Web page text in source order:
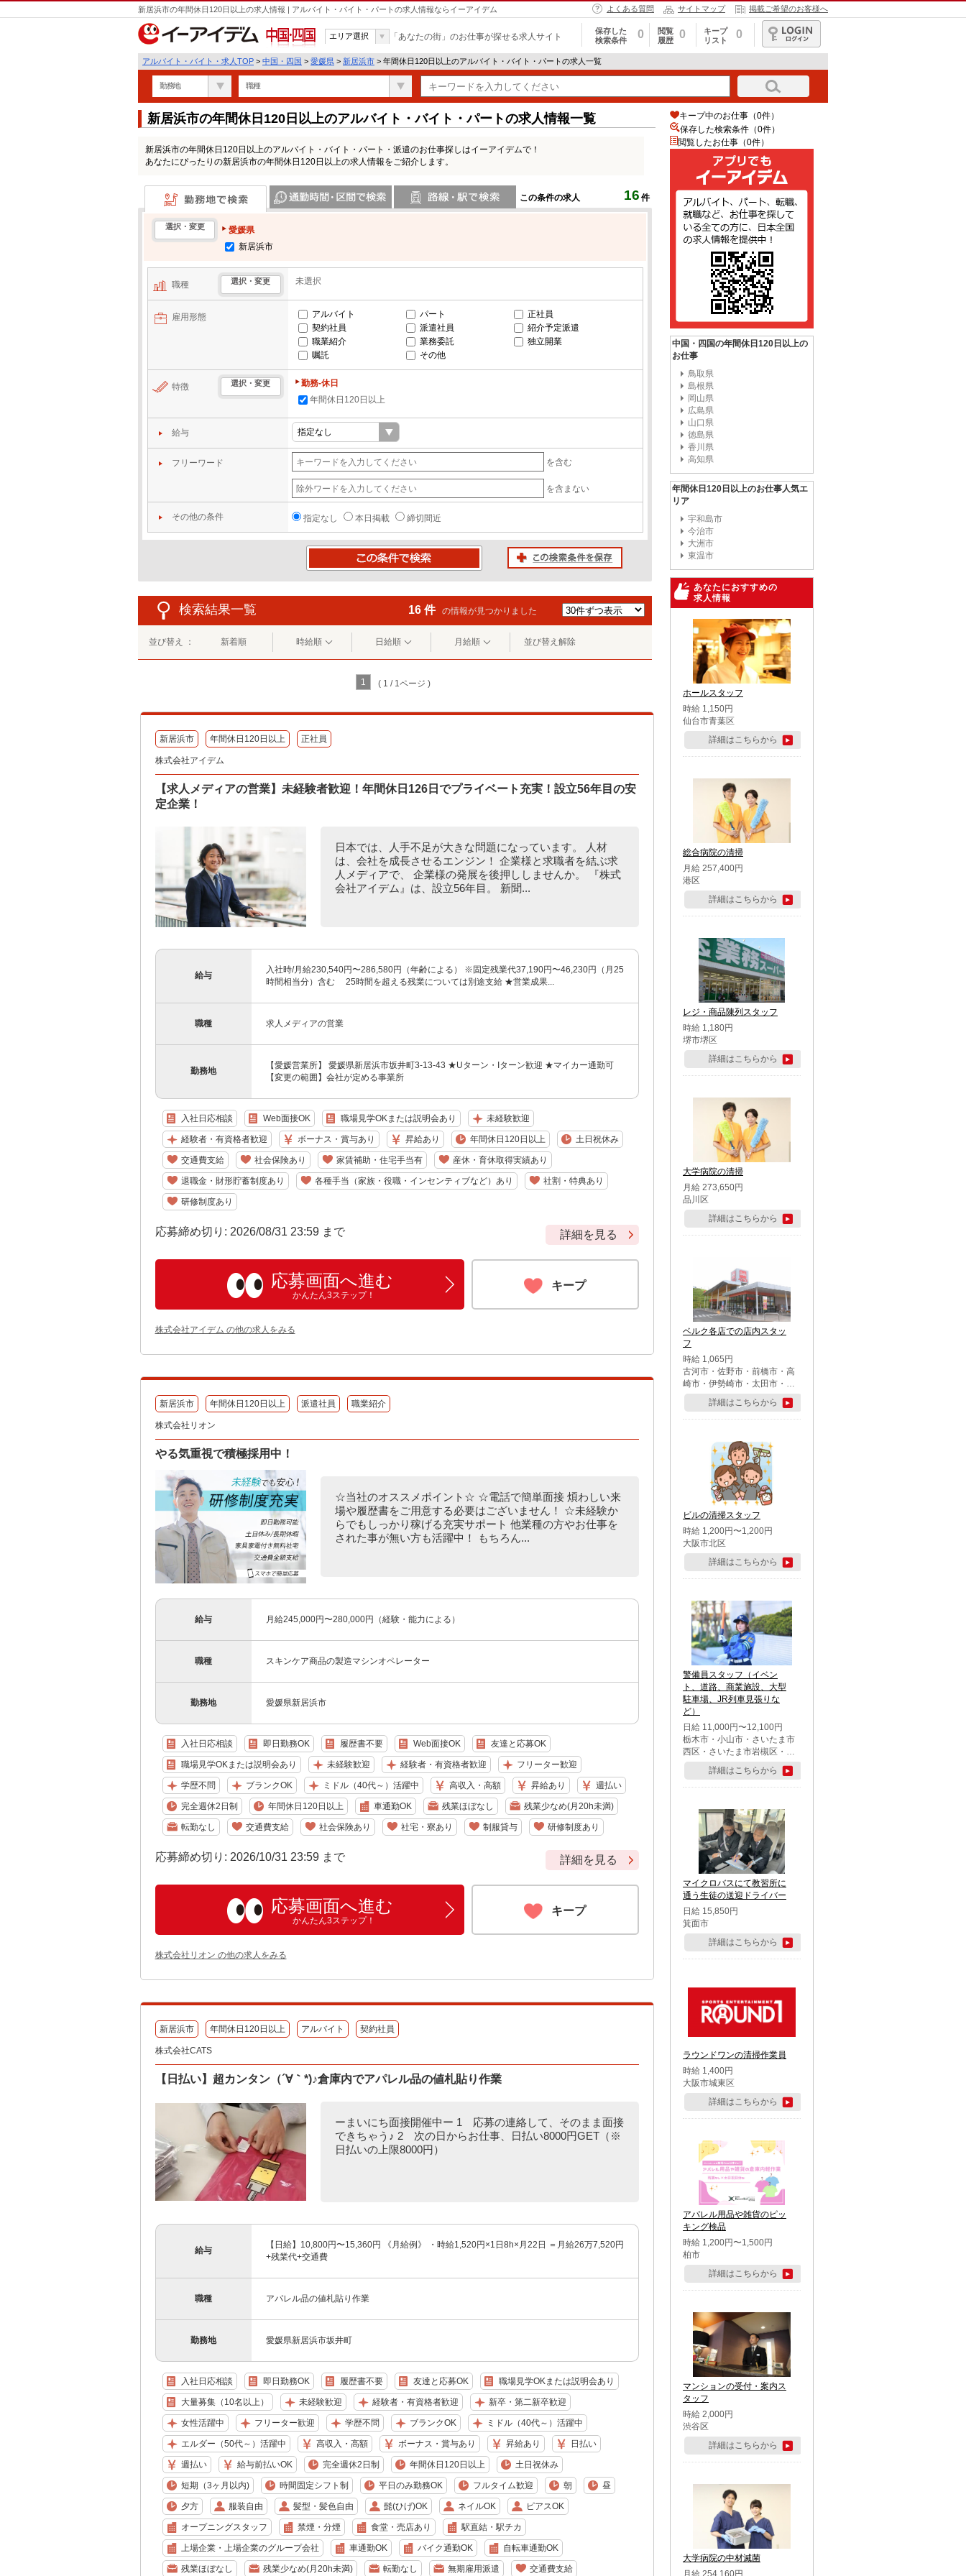
新居浜市の年間休日120日以上の求人情報 | アルバイト・バイト・パートの求人情報ならイーアイデム よくある質問 サイトマップ 掲載ご希望のお客様へ
中国・四国
エリア選択 「あなたの街」のお仕事が探せる求人サイト
保存した
検索条件
0
閲覧
履歴
0
キープ
リスト
0
ログイン
アルバイト・バイト・求人TOP > 中国・四国 > 愛媛県 > 新居浜市 > 年間休日120日以上のアルバイト・バイト・パートの求人一覧
勤務地 職種
新居浜市の年間休日120日以上のアルバイト・バイト・パートの求人情報一覧
新居浜市の年間休日120日以上のアルバイト・バイト・パート・派遣のお仕事探しはイーアイデムで！
あなたにぴったりの新居浜市の年間休日120日以上の求人情報をご紹介します。
この条件の求人 16 件
勤務地で検索
選択・変更
愛媛県
新居浜市
職種 選択・変更 未選択
雇用形態 アルバイト パート
正社員
契約社員
派遣社員
紹介予定派遣
職業紹介
業務委託
独立開業
嘱託
その他
特徴 選択・変更
勤務-休日
年間休日120日以上
給与
フリーワード を含む
を含まない
その他の条件 指定なし 本日掲載 締切間近
検索結果一覧 16 件 の情報が見つかりました
並び替え ： 新着順 時給順 日給順 月給順 並び替え解除
1 ( 1 / 1ページ )
新居浜市 年間休日120日以上 正社員
株式会社アイデム
【求人メディアの営業】未経験者歓迎！年間休日126日でプライベート充実！設立56年目の安
定企業！
日本では、人手不足が大きな問題になっています。 人材
は、会社を成長させるエンジン！ 企業様と求職者を結ぶ求
人メディアで、 企業様の発展を後押ししませんか。 『株式
会社アイデム』は、設立56年目。 新聞...
給与
入社時/月給230,540円〜286,580円（年齢による） ※固定残業代37,190円〜46,230円（月25
時間相当分）含む 25時間を超える残業については別途支給 ★営業成果...
職種 求人メディアの営業
勤務地
【愛媛営業所】 愛媛県新居浜市坂井町3-13-43 ★Uターン・Iターン歓迎 ★マイカー通勤可
【変更の範囲】会社が定める事業所
入社日応相談 Web面接OK 職場見学OKまたは説明会あり 未経験歓迎
経験者・有資格者歓迎 ボーナス・賞与あり 昇給あり 年間休日120日以上 土日祝休み
交通費支給 社会保険あり 家賃補助・住宅手当有 産休・育休取得実績あり
退職金・財形貯蓄制度あり 各種手当（家族・役職・インセンティブなど）あり 社割・特典あり
研修制度あり
応募締め切り: 2026/08/31 23:59 まで 詳細を見る
応募画面へ進む
かんたん3ステップ！
キープ
株式会社アイデム の他の求人をみる
新居浜市 年間休日120日以上 派遣社員 職業紹介
株式会社リオン
やる気重視で積極採用中！
☆当社のオススメポイント☆ ☆電話で簡単面接 煩わしい来
場や履歴書をご用意する必要はございません！ ☆未経験か
らでもしっかり稼げる充実サポート 他業種の方やお仕事を
された事が無い方も活躍中！ もちろん...
給与 月給245,000円〜280,000円（経験・能力による）
職種 スキンケア商品の製造マシンオペレーター
勤務地 愛媛県新居浜市
入社日応相談 即日勤務OK 履歴書不要 Web面接OK 友達と応募OK
職場見学OKまたは説明会あり 未経験歓迎 経験者・有資格者歓迎 フリーター歓迎
学歴不問 ブランクOK ミドル（40代～）活躍中 高収入・高額 昇給あり 週払い
完全週休2日制 年間休日120日以上 車通勤OK 残業ほぼなし 残業少なめ(月20h未満)
転勤なし 交通費支給 社会保険あり 社宅・寮あり 制服貸与 研修制度あり
応募締め切り: 2026/10/31 23:59 まで 詳細を見る
応募画面へ進む
かんたん3ステップ！
キープ
株式会社リオン の他の求人をみる
新居浜市 年間休日120日以上 アルバイト 契約社員
株式会社CATS
【日払い】超カンタン（´∀｀*)♪倉庫内でアパレル品の値札貼り作業
ーまいにち面接開催中ー 1 応募の連絡して、そのまま面接
できちゃう♪ 2 次の日からお仕事、日払い8000円GET（※
日払いの上限8000円）
給与
【日給】10,800円〜15,360円 《月給例》 ・時給1,520円×1日8h×月22日 ＝月給26万7,520円
+残業代+交通費
職種 アパレル品の値札貼り作業
勤務地 愛媛県新居浜市坂井町
入社日応相談 即日勤務OK 履歴書不要 友達と応募OK 職場見学OKまたは説明会あり
大量募集（10名以上） 未経験歓迎 経験者・有資格者歓迎 新卒・第二新卒歓迎
女性活躍中 フリーター歓迎 学歴不問 ブランクOK ミドル（40代～）活躍中
エルダー（50代～）活躍中 高収入・高額 ボーナス・賞与あり 昇給あり 日払い
週払い 給与前払いOK 完全週休2日制 年間休日120日以上 土日祝休み
短期（3ヶ月以内) 時間固定シフト制 平日のみ勤務OK フルタイム歓迎 朝 昼
夕方 服装自由 髪型・髪色自由 髭(ひげ)OK ネイルOK ピアスOK
オープニングスタッフ 禁煙・分煙 食堂・売店あり 駅直結・駅チカ
上場企業・上場企業のグループ会社 車通勤OK バイク通勤OK 自転車通勤OK
残業ほぼなし 残業少なめ(月20h未満) 転勤なし 無期雇用派遣 交通費支給
キープ中のお仕事（0件）
保存した検索条件（0件）
閲覧したお仕事（0件）
中国・四国の年間休日120日以上の
お仕事
鳥取県
島根県
岡山県
広島県
山口県
徳島県
香川県
高知県
年間休日120日以上のお仕事人気エ
リア
宇和島市
今治市
大洲市
東温市
あなたにおすすめの
求人情報
ホールスタッフ
時給 1,150円
仙台市青葉区
詳細はこちらから
総合病院の清掃
月給 257,400円
港区
詳細はこちらから
レジ・商品陳列スタッフ
時給 1,180円
堺市堺区
詳細はこちらから
大学病院の清掃
月給 273,650円
品川区
詳細はこちらから
ベルク各店での店内スタッ
フ
時給 1,065円
古河市・佐野市・前橋市・高
崎市・伊勢崎市・太田市・館
林市・藤岡市・大泉町・さい
たま市北区・川越市・熊谷
市・行田市・秩父市・所沢
市・鶴ケ島市・千葉市中央
区・市川市・松戸市・習志野
市・柏市・流山市・八千代
市・足立区・江戸川区・八王
子市・町田市
詳細はこちらから
ビルの清掃スタッフ
時給 1,200円〜1,200円
大阪市北区
詳細はこちらから
警備員スタッフ（イベン
ト、道路、商業施設、大型
駐車場、JR列車見張りな
ど）
日給 11,000円〜12,100円
栃木市・小山市・さいたま市
西区・さいたま市岩槻区・久
喜市・蓮田市
詳細はこちらから
マイクロバスにて教習所に
通う生徒の送迎ドライバー
日給 15,850円
箕面市
詳細はこちらから
ラウンドワンの清掃作業員
時給 1,400円
大阪市城東区
詳細はこちらから
アパレル用品や雑貨のピッ
キング検品
時給 1,200円〜1,500円
柏市
詳細はこちらから
マンションの受付・案内ス
タッフ
時給 2,000円
渋谷区
詳細はこちらから
大学病院の中材滅菌
月給 254,160円